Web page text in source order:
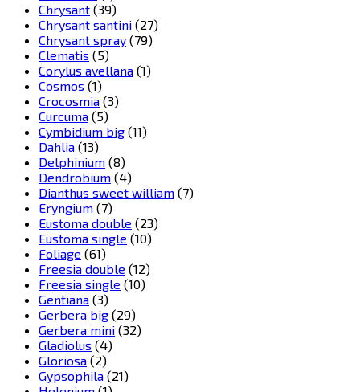
Chrysant (39)
Chrysant santini (27)
Chrysant spray (79)
Clematis (5)
Corylus avellana (1)
Cosmos (1)
Crocosmia (3)
Curcuma (5)
Cymbidium big (11)
Dahlia (13)
Delphinium (8)
Dendrobium (4)
Dianthus sweet william (7)
Eryngium (7)
Eustoma double (23)
Eustoma single (10)
Foliage (61)
Freesia double (12)
Freesia single (10)
Gentiana (3)
Gerbera big (29)
Gerbera mini (32)
Gladiolus (4)
Gloriosa (2)
Gypsophila (21)